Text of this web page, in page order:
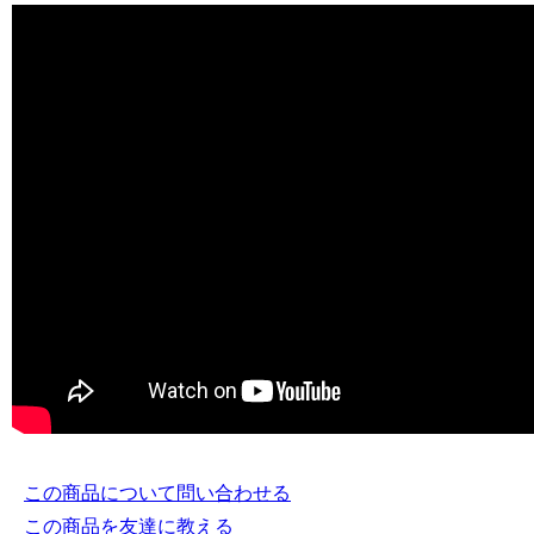
この商品について問い合わせる
この商品を友達に教える